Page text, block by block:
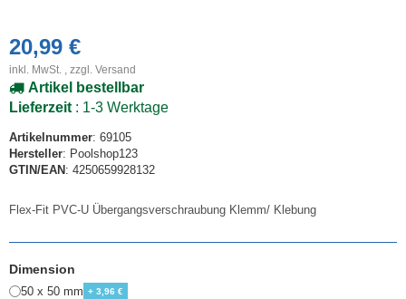
20,99 €
inkl. MwSt. , zzgl. Versand
Artikel bestellbar
Lieferzeit : 1-3 Werktage
Artikelnummer: 69105
Hersteller: Poolshop123
GTIN/EAN : 4250659928132
Flex-Fit PVC-U Übergangsverschraubung Klemm/ Klebung
Dimension
50 x 50 mm + 3,96 €